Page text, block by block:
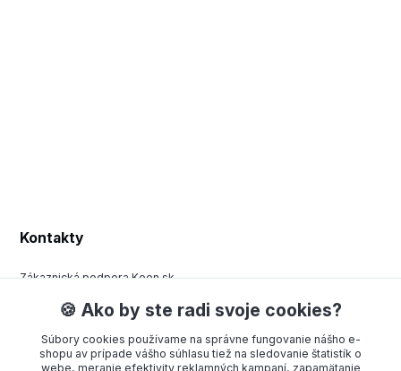
Kontakty
Zákaznická podpora Keen.sk
+420 377 443 970
(Po-Pá, 8-15 hod.)
order@americanway.sk
🍪 Ako by ste radi svoje cookies?
Súbory cookies používame na správne fungovanie nášho e-
shopu av prípade vášho súhlasu tiež na sledovanie štatistík o
webe, meranie efektivity reklamných kampaní, zapamätanie